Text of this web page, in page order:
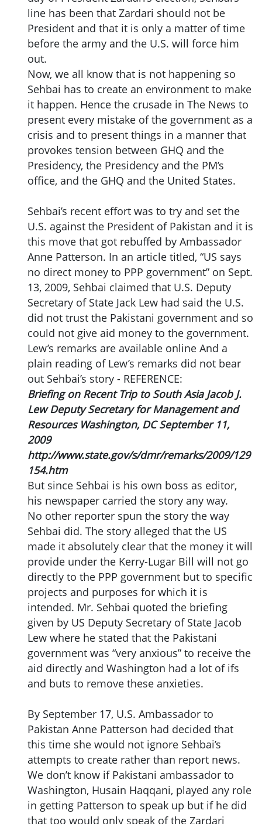
line has been that Zardari should not be
President and that it is only a matter of time
before the army and the U.S. will force him
out.
Now, we all know that is not happening so
Sehbai has to create an environment to make
it happen. Hence the crusade in The News to
present every mistake of the government as a
crisis and to present things in a manner that
provokes tension between GHQ and the
Presidency, the Presidency and the PM’s
office, and the GHQ and the United States.
Sehbai’s recent effort was to try and set the
U.S. against the President of Pakistan and it is
this move that got rebuffed by Ambassador
Anne Patterson. In an article titled, “US says
no direct money to PPP government” on Sept.
13, 2009, Sehbai claimed that U.S. Deputy
Secretary of State Jack Lew had said the U.S.
did not trust the Pakistani government and so
could not give aid money to the government.
Lew’s remarks are available online And a
plain reading of Lew’s remarks did not bear
out Sehbai’s story - REFERENCE:
Briefing on Recent Trip to South Asia Jacob J.
Lew Deputy Secretary for Management and
Resources Washington, DC September 11,
2009
http://www.state.gov/s/dmr/remarks/2009/129
154.htm
But since Sehbai is his own boss as editor,
his newspaper carried the story any way.
No other reporter spun the story the way
Sehbai did. The story alleged that the US
made it absolutely clear that the money it will
provide under the Kerry-Lugar Bill will not go
directly to the PPP government but to specific
projects and purposes for which it is
intended. Mr. Sehbai quoted the briefing
given by US Deputy Secretary of State Jacob
Lew where he stated that the Pakistani
government was “very anxious” to receive the
aid directly and Washington had a lot of ifs
and buts to remove these anxieties.
By September 17, U.S. Ambassador to
Pakistan Anne Patterson had decided that
this time she would not ignore Sehbai’s
attempts to create rather than report news.
We don’t know if Pakistani ambassador to
Washington, Husain Haqqani, played any role
in getting Patterson to speak up but if he did
that too would only speak of the Zardari